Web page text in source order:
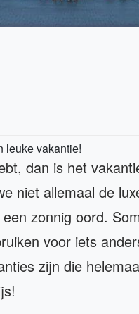
leuke vakantie!
dan is het
niet allemaal de
zonnig oord.
voor iets
zijn die